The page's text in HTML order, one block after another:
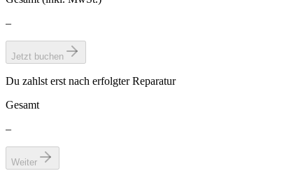
–
Jetzt buchen
Du zahlst erst nach erfolgter Reparatur
Gesamt
–
Weiter